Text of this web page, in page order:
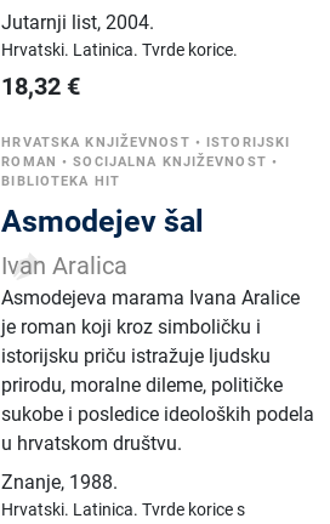
Jutarnji list,2004.
Hrvatski. Latinica.Tvrde korice.
18,32 €
HRVATSKA KNJIŽEVNOST • ISTORIJSKI
ROMAN •SOCIJALNA KNJIŽEVNOST •
BIBLIOTEKA HIT
Asmodejev šal
Ivan Aralica
Asmodejeva marama Ivana Aralice
je roman koji kroz simboličku i
istorijsku priču istražuje ljudsku
prirodu, moralne dileme, političke
sukobe i posledice ideoloških podela
u hrvatskom društvu.
Znanje, 1988.
Hrvatski. Latinica.Tvrde korice s